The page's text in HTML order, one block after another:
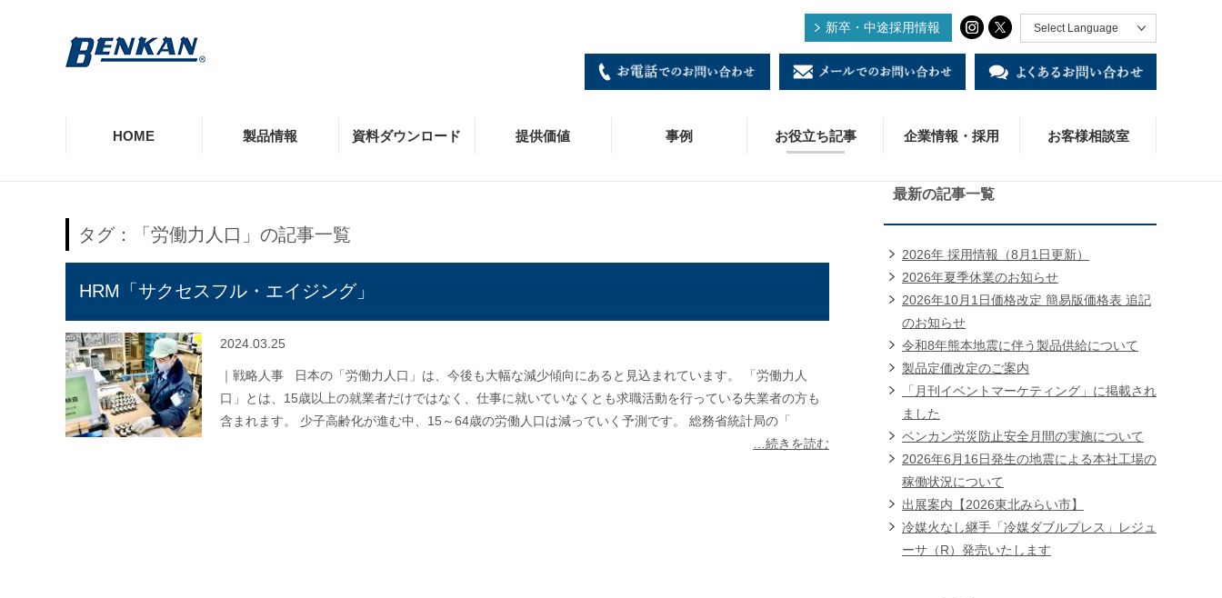
新卒・中途採用情報 Select Language
HOME 製品情報
BKジョイントⅡ
CS変換ソケット
CUプレス 専用締付工具BPN-20R
専用工具類 SUパイプ 被覆ステンレスパイプ・モルコカバー
絶縁フランジシリーズ その他製品群
資料ダウンロード
規格認定・認証・その他資料
提供価値
技術・研究開発
事例 お役立ち記事 企業情報・採用
環境情報 ベンカン・ベトナム
お客様相談室
商社様・販売店様窓口
タグ：「労働力人口」の記事一覧
HRM「サクセスフル・エイジング」
2024.03.25
｜戦略人事 日本の「労働力人口」は、今後も大幅な減少傾向にあると見込まれています。 「労働力人
口」とは、15歳以上の就業者だけではなく、仕事に就いていなくとも求職活動を行っている失業者の方も
含まれます。 少子高齢化が進む中、15～64歳の労働人口は減っていく予測です。 総務省統計局の「
…続きを読む
最新の記事一覧
2026年 採用情報（8月1日更新）
2026年夏季休業のお知らせ
2026年10月1日価格改定 簡易版価格表 追記
のお知らせ
令和8年熊本地震に伴う製品供給について
製品定価改定のご案内
「月刊イベントマーケティング」に掲載され
ました
ベンカン労災防止安全月間の実施について
2026年6月16日発生の地震による本社工場の
稼働状況について
出展案内【2026東北みらい市】
冷媒火なし継手「冷媒ダブルプレス」レジュ
ーサ（R）発売いたします